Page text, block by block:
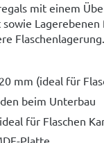
mit einem
Flaschenlagerung.
mm (ideal für
beim Unterbau
für Flaschen